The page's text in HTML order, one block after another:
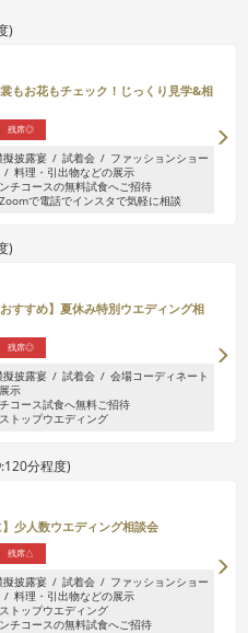
)
裳もお花もチェック！じっくり見学&相
残席◎
擬披露宴 試着会
ファッションショー
料理・引出物などの展示
コースの無料試食へご招待
で電話でインスタで気軽に相談
)
すすめ】夏休み特別ウエディング相
残席◎
擬披露宴 試着会
会場コーディネート
示
コース試食へ無料ご招待
トップウエディング
:120分程度)
】少人数ウエディング相談会
残席△
擬披露宴 試着会
ファッションショー
料理・引出物などの展示
トップウエディング
コースの無料試食へご招待